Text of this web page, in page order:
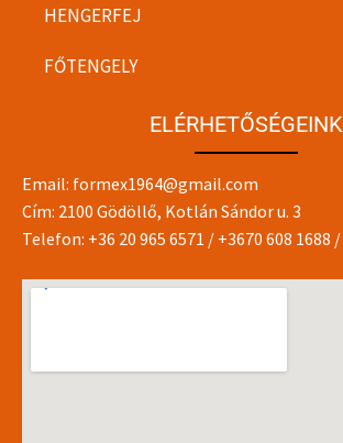
HENGERFEJ
FŐTENGELY
ELÉRHETŐSÉGEINK
Email: formex1964@gmail.com
Cím: 2100 Gödöllő, Kotlán Sándor u. 3
Telefon: +36 20 965 6571 / +3670 608 1688 /